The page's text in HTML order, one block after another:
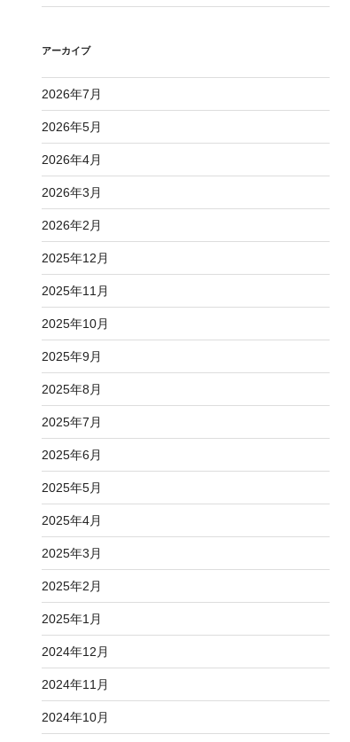
アーカイブ
2026年7月
2026年5月
2026年4月
2026年3月
2026年2月
2025年12月
2025年11月
2025年10月
2025年9月
2025年8月
2025年7月
2025年6月
2025年5月
2025年4月
2025年3月
2025年2月
2025年1月
2024年12月
2024年11月
2024年10月